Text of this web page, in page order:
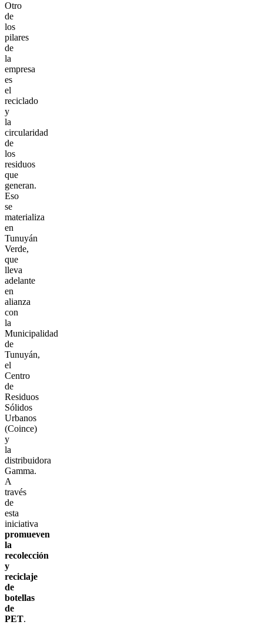
Otro
de
los
pilares
de
la
empresa
es
el
reciclado
y
la
circularidad
de
los
residuos
que
generan.
Eso
se
materializa
en
Tunuyán
Verde,
que
lleva
adelante
en
alianza
con
la
Municipalidad
de
Tunuyán,
el
Centro
de
Residuos
Sólidos
Urbanos
(Coince)
y
la
distribuidora
Gamma.
A
través
de
esta
iniciativa
promueven
la
recolección
y
reciclaje
de
botellas
de
PET.